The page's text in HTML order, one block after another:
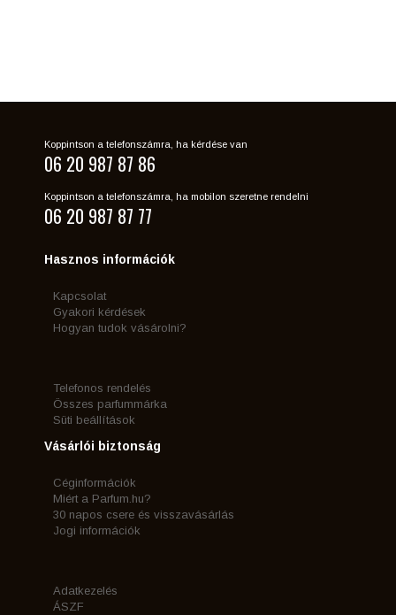
Koppintson a telefonszámra, ha kérdése van
06 20 987 87 86
Koppintson a telefonszámra, ha mobilon szeretne rendelni
06 20 987 87 77
Hasznos információk
Kapcsolat
Gyakori kérdések
Hogyan tudok vásárolni?
Telefonos rendelés
Összes parfummárka
Süti beállítások
Vásárlói biztonság
Céginformációk
Miért a Parfum.hu?
30 napos csere és visszavásárlás
Jogi információk
Adatkezelés
ÁSZF